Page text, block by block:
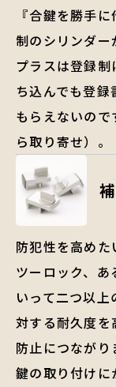
『合鍵を勝手
制のシリンダー
プラスは登録
ち込んでも登
もらえないの
ら取り寄せ）。
防犯性を高め
ツーロック、
いって二つ以
対する耐久度
防止につながり
鍵の取り付け